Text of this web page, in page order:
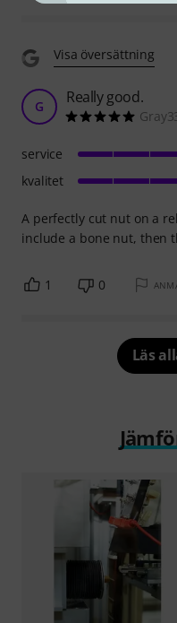
Visa översättning
G Really good.
A perfectly cut nut on a
include a bone nut, then
service
kvalitet
1 0
Läs